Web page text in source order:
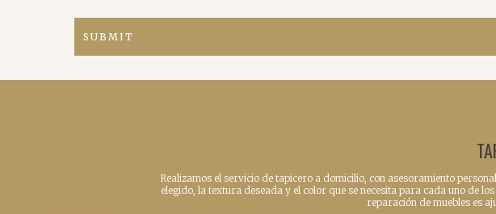
Realizamos el servicio de tapicero a domicilio, con asesoramiento
elegido, la textura deseada y el color que se necesita para cada uno de
reparación de muebles es